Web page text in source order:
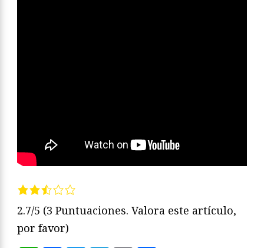
2.7/5 (3 Puntuaciones. Valora este artículo,
por favor)